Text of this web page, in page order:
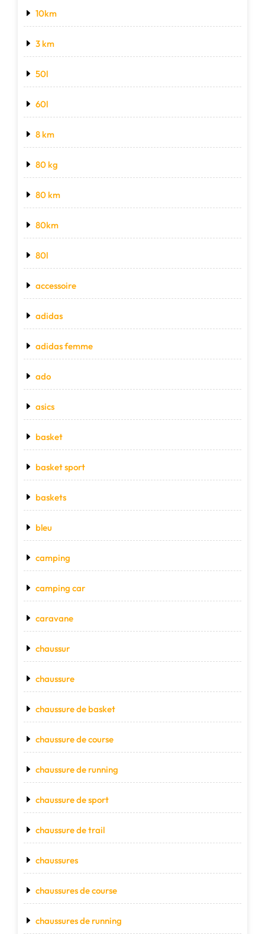
10km
3 km
50l
60l
8 km
80 kg
80 km
80km
80l
accessoire
adidas
adidas femme
ado
asics
basket
basket sport
baskets
bleu
camping
camping car
caravane
chaussur
chaussure
chaussure de basket
chaussure de course
chaussure de running
chaussure de sport
chaussure de trail
chaussures
chaussures de course
chaussures de running